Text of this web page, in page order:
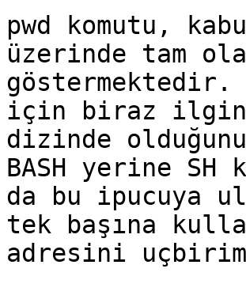
pwd komutu,
üzerinde tam
göstermektedir.
için biraz ilginç
dizinde
BASH yerine SH
da bu ipucuya
tek başına
adresini